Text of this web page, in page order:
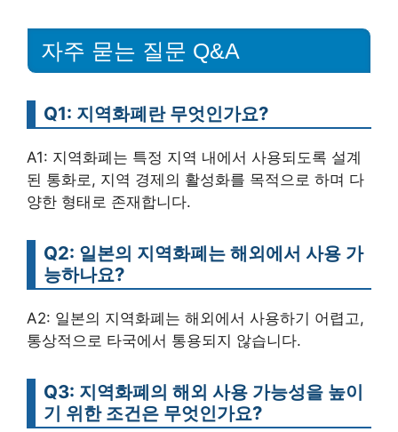
자주 묻는 질문 Q&A
Q1: 지역화폐란 무엇인가요?
A1: 지역화폐는 특정 지역 내에서 사용되도록 설계
된 통화로, 지역 경제의 활성화를 목적으로 하며 다
양한 형태로 존재합니다.
Q2: 일본의 지역화폐는 해외에서 사용 가
능하나요?
A2: 일본의 지역화폐는 해외에서 사용하기 어렵고,
통상적으로 타국에서 통용되지 않습니다.
Q3: 지역화폐의 해외 사용 가능성을 높이
기 위한 조건은 무엇인가요?